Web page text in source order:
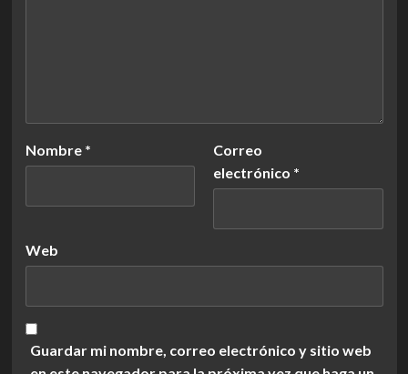
Nombre *
Correo
electrónico *
Web
Guardar mi nombre, correo electrónico y sitio web